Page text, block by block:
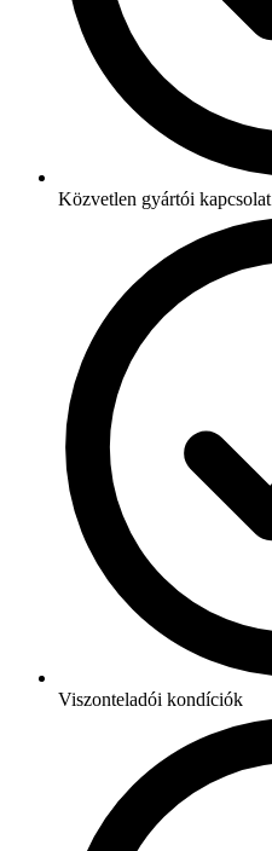
Közvetlen gyártói kapcsolat
Viszonteladói kondíciók